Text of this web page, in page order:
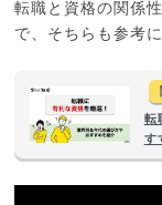
転職と資格の関係
で、そちらも参考
転
す